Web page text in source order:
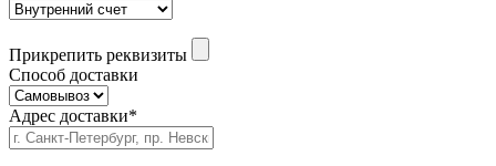
Прикрепить реквизиты
Способ доставки
Адрес доставки*